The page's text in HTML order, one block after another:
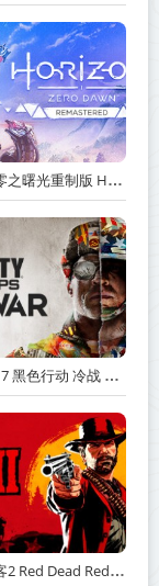
《地平线：零之曙光重制版 Horizon Zero Dawn Remastered》v1.5.89.0-送修改器丨中文版网盘下载
《使命召唤17 黑色行动 冷战 Call of Duty: Black Ops Cold War》v1.34.1.15931218-全DLC+送修改器丨中文版网盘下载
《荒野大镖客2 Red Dead Redemption 2》v1491.50-打包mod+送修改器丨中文版网盘下载